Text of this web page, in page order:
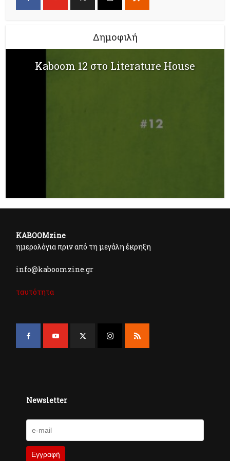
Δημοφιλή
Kaboom 12 στο Literature House
KABOOMzine
ημερολόγια πριν από τη μεγάλη έκρηξη
info@kaboomzine.gr
ταυτότητα
Newsletter